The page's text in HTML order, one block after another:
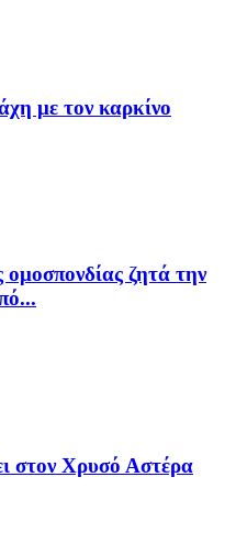
με τον καρκίνο
ζητά την
στον Χρυσό Αστέρα